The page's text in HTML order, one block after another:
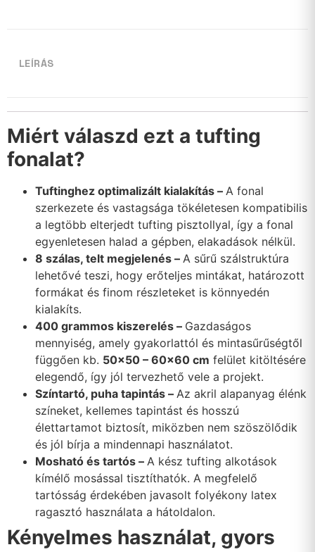
LEÍRÁS
Miért válaszd ezt a tufting
fonalat?
Tuftinghez optimalizált kialakítás – A fonal
szerkezete és vastagsága tökéletesen kompatibilis
a legtöbb elterjedt tufting pisztollyal, így a fonal
egyenletesen halad a gépben, elakadások nélkül.
8 szálas, telt megjelenés – A sűrű szálstruktúra
lehetővé teszi, hogy erőteljes mintákat, határozott
formákat és finom részleteket is könnyedén
kialakíts.
400 grammos kiszerelés – Gazdaságos
mennyiség, amely gyakorlattól és mintasűrűségtől
függően kb. 50×50 – 60×60 cm felület kitöltésére
elegendő, így jól tervezhető vele a projekt.
Színtartó, puha tapintás – Az akril alapanyag élénk
színeket, kellemes tapintást és hosszú
élettartamot biztosít, miközben nem szöszölődik
és jól bírja a mindennapi használatot.
Mosható és tartós – A kész tufting alkotások
kímélő mosással tisztíthatók. A megfelelő
tartósság érdekében javasolt folyékony latex
ragasztó használata a hátoldalon.
Kényelmes használat, gyors